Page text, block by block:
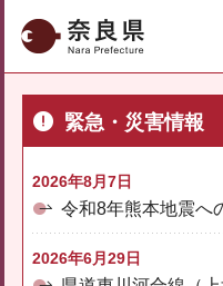
奈良県
緊急・災害情報
2026年8月7日
令和8年熊本地震へ
2026年6月29日